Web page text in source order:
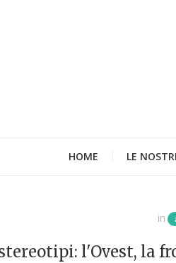
HOME LE
in
l'Ovest, la